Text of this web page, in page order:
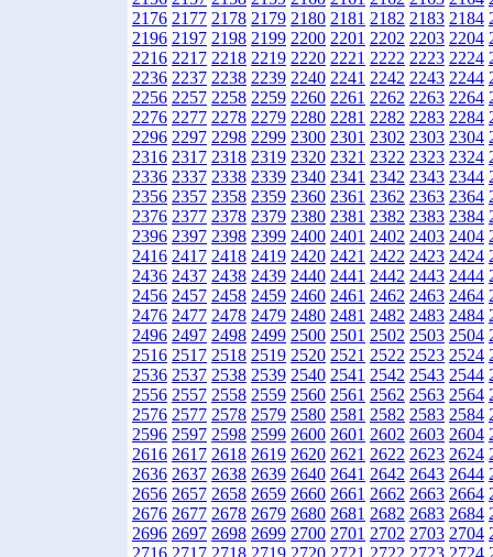
2176 2177 2178 2179 2180 2181 2182 2183 2184
2196 2197 2198 2199 2200 2201 2202 2203 2204
2216 2217 2218 2219 2220 2221 2222 2223 2224
2236 2237 2238 2239 2240 2241 2242 2243 2244
2256 2257 2258 2259 2260 2261 2262 2263 2264
2276 2277 2278 2279 2280 2281 2282 2283 2284
2296 2297 2298 2299 2300 2301 2302 2303 2304
2316 2317 2318 2319 2320 2321 2322 2323 2324
2336 2337 2338 2339 2340 2341 2342 2343 2344
2356 2357 2358 2359 2360 2361 2362 2363 2364
2376 2377 2378 2379 2380 2381 2382 2383 2384
2396 2397 2398 2399 2400 2401 2402 2403 2404
2416 2417 2418 2419 2420 2421 2422 2423 2424
2436 2437 2438 2439 2440 2441 2442 2443 2444
2456 2457 2458 2459 2460 2461 2462 2463 2464
2476 2477 2478 2479 2480 2481 2482 2483 2484
2496 2497 2498 2499 2500 2501 2502 2503 2504
2516 2517 2518 2519 2520 2521 2522 2523 2524
2536 2537 2538 2539 2540 2541 2542 2543 2544
2556 2557 2558 2559 2560 2561 2562 2563 2564
2576 2577 2578 2579 2580 2581 2582 2583 2584
2596 2597 2598 2599 2600 2601 2602 2603 2604
2616 2617 2618 2619 2620 2621 2622 2623 2624
2636 2637 2638 2639 2640 2641 2642 2643 2644
2656 2657 2658 2659 2660 2661 2662 2663 2664
2676 2677 2678 2679 2680 2681 2682 2683 2684
2696 2697 2698 2699 2700 2701 2702 2703 2704
2716 2717 2718 2719 2720 2721 2722 2723 2724